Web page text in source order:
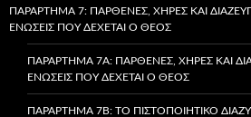
ΠΑΡΆΡΤΗΜΑ 7: ΠΑΡΘΈΝΕΣ, ΧΉΡΕΣ ΚΑΙ
ΕΝΏΣΕΙΣ ΠΟΥ ΔΈΧΕΤΑΙ Ο ΘΕΌΣ
ΠΑΡΆΡΤΗΜΑ 7A: ΠΑΡΘΈΝΕΣ, ΧΉΡΕΣ ΚΑΙ
ΕΝΏΣΕΙΣ ΠΟΥ ΔΈΧΕΤΑΙ Ο ΘΕΌΣ
ΠΑΡΆΡΤΗΜΑ 7B: ΤΟ ΠΙΣΤΟΠΟΙΗΤΙΚΌ